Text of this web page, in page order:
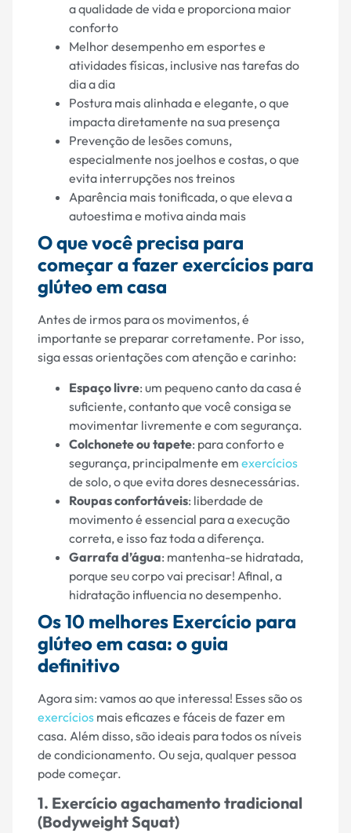
a qualidade de vida e proporciona maior
conforto
Melhor desempenho em esportes e
atividades físicas, inclusive nas tarefas do
dia a dia
Postura mais alinhada e elegante, o que
impacta diretamente na sua presença
Prevenção de lesões comuns,
especialmente nos joelhos e costas, o que
evita interrupções nos treinos
Aparência mais tonificada, o que eleva a
autoestima e motiva ainda mais
O que você precisa para
começar a fazer exercícios para
glúteo em casa
Antes de irmos para os movimentos, é
importante se preparar corretamente. Por isso,
siga essas orientações com atenção e carinho:
Espaço livre: um pequeno canto da casa é
suficiente, contanto que você consiga se
movimentar livremente e com segurança.
Colchonete ou tapete: para conforto e
segurança, principalmente em exercícios
de solo, o que evita dores desnecessárias.
Roupas confortáveis: liberdade de
movimento é essencial para a execução
correta, e isso faz toda a diferença.
Garrafa d’água: mantenha-se hidratada,
porque seu corpo vai precisar! Afinal, a
hidratação influencia no desempenho.
Os 10 melhores Exercício para
glúteo em casa: o guia
definitivo
Agora sim: vamos ao que interessa! Esses são os
exercícios mais eficazes e fáceis de fazer em
casa. Além disso, são ideais para todos os níveis
de condicionamento. Ou seja, qualquer pessoa
pode começar.
1. Exercício agachamento tradicional
(Bodyweight Squat)